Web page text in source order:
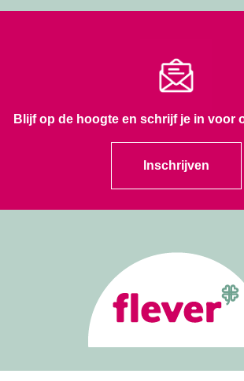
Blijf op de hoogte en schrijf je in voor
Inschrijven